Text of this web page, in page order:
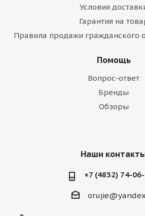
Условия
Гарантия на
Правила продажи гражданского
Помощь
Вопрос-ответ
Бренды
Обзоры
Наши
+7 (4832) 74-